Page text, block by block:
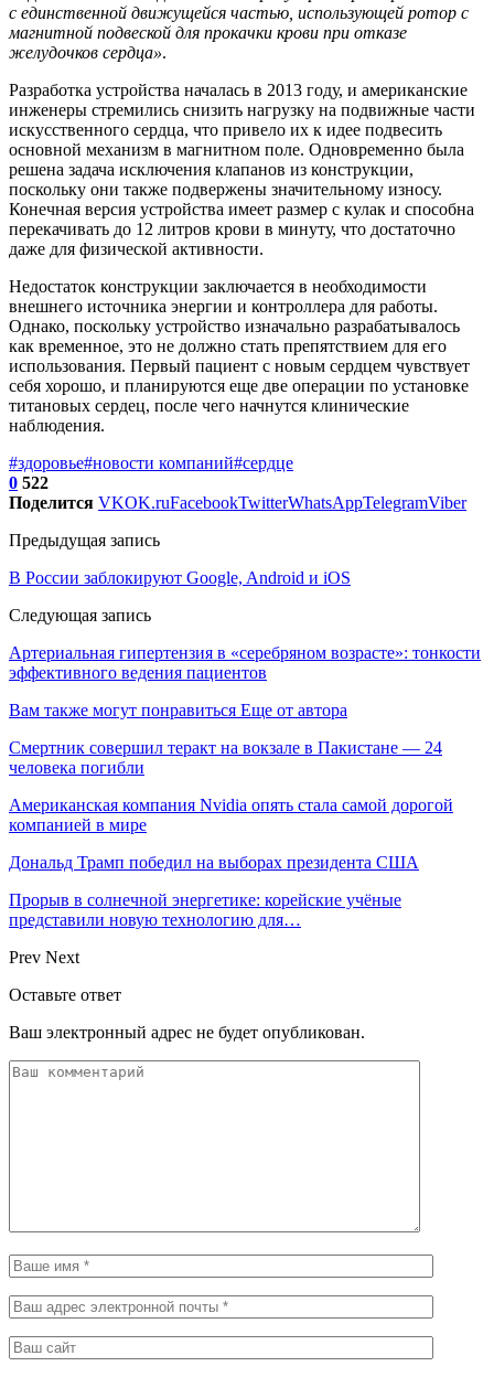
с единственной движущейся частью, использующей ротор с
магнитной подвеской для прокачки крови при отказе
желудочков сердца».
Разработка устройства началась в 2013 году, и американские
инженеры стремились снизить нагрузку на подвижные части
искусственного сердца, что привело их к идее подвесить
основной механизм в магнитном поле. Одновременно была
решена задача исключения клапанов из конструкции,
поскольку они также подвержены значительному износу.
Конечная версия устройства имеет размер с кулак и способна
перекачивать до 12 литров крови в минуту, что достаточно
даже для физической активности.
Недостаток конструкции заключается в необходимости
внешнего источника энергии и контроллера для работы.
Однако, поскольку устройство изначально разрабатывалось
как временное, это не должно стать препятствием для его
использования. Первый пациент с новым сердцем чувствует
себя хорошо, и планируются еще две операции по установке
титановых сердец, после чего начнутся клинические
наблюдения.
#здоровье#новости компаний#сердце
0 522
Поделится VKOK.ruFacebookTwitterWhatsAppTelegramViber
Предыдущая запись
В России заблокируют Google, Android и iOS
Следующая запись
Артериальная гипертензия в «серебряном возрасте»: тонкости
эффективного ведения пациентов
Вам также могут понравиться Еще от автора
Смертник совершил теракт на вокзале в Пакистане — 24
человека погибли
Американская компания Nvidia опять стала самой дорогой
компанией в мире
Дональд Трамп победил на выборах президента США
Прорыв в солнечной энергетике: корейские учёные
представили новую технологию для…
Prev Next
Оставьте ответ
Ваш электронный адрес не будет опубликован.